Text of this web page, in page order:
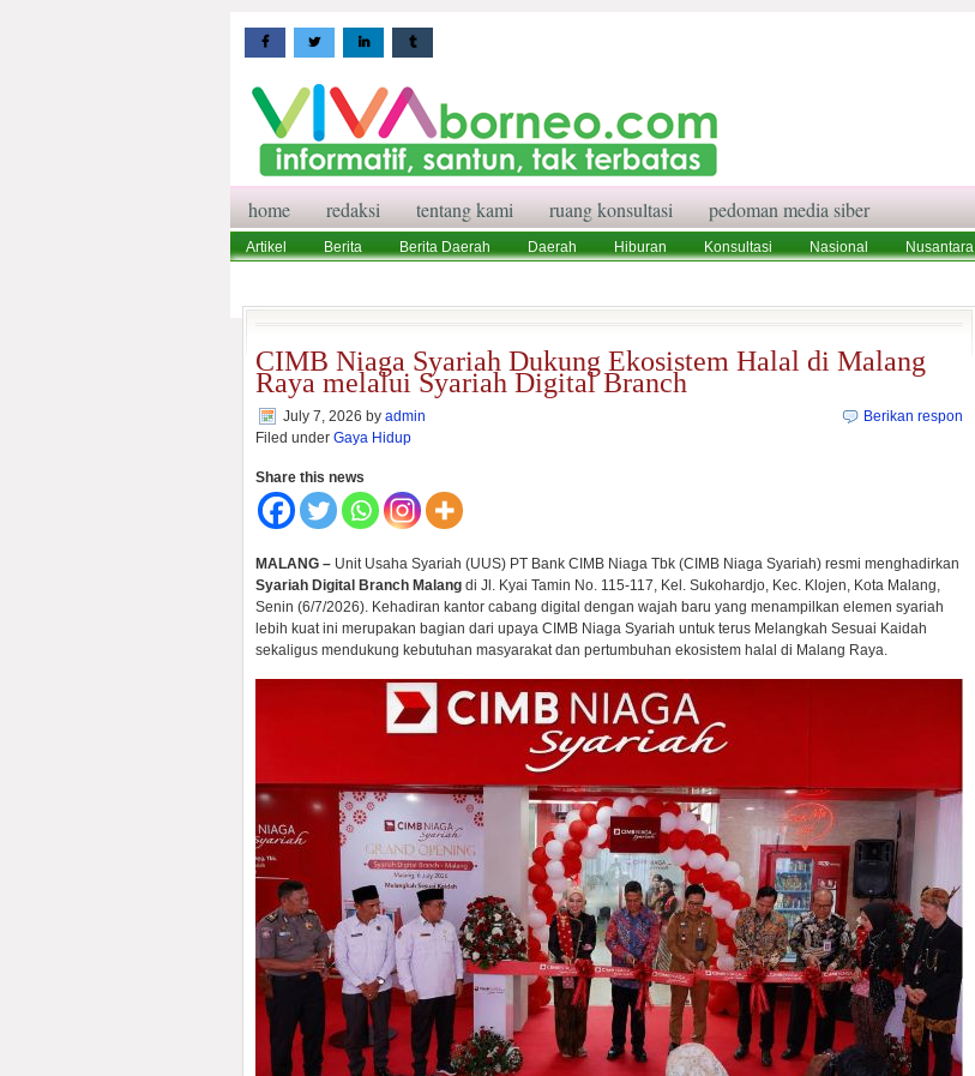
home redaksi tentang kami ruang konsultasi pedoman media siber
Artikel Berita Berita Daerah Daerah Hiburan Konsultasi Nasional Nusantara
CIMB Niaga Syariah Dukung Ekosistem Halal di Malang
Raya melalui Syariah Digital Branch
July 7, 2026 by admin
Filed under Gaya Hidup
Berikan respon
Share this news
MALANG – Unit Usaha Syariah (UUS) PT Bank CIMB Niaga Tbk (CIMB Niaga Syariah) resmi menghadirkan
Syariah Digital Branch Malang di Jl. Kyai Tamin No. 115-117, Kel. Sukohardjo, Kec. Klojen, Kota Malang,
Senin (6/7/2026). Kehadiran kantor cabang digital dengan wajah baru yang menampilkan elemen syariah
lebih kuat ini merupakan bagian dari upaya CIMB Niaga Syariah untuk terus Melangkah Sesuai Kaidah
sekaligus mendukung kebutuhan masyarakat dan pertumbuhan ekosistem halal di Malang Raya.